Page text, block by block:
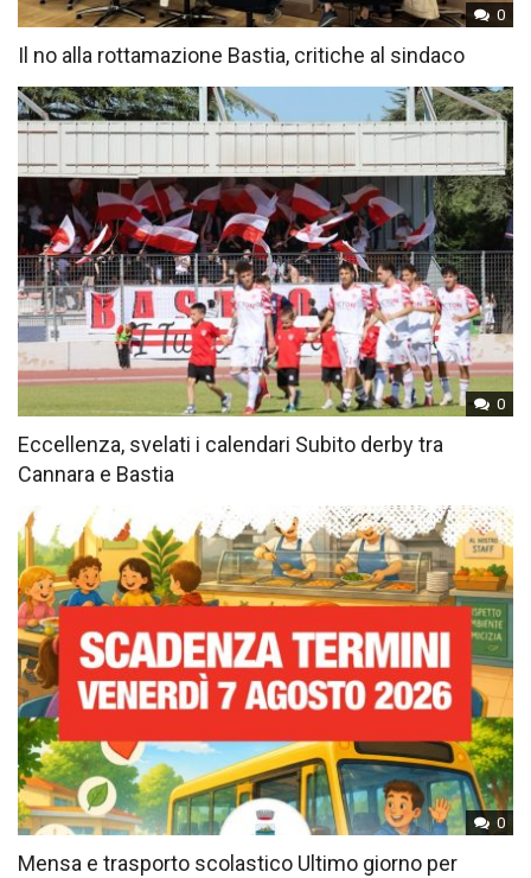
0
Il no alla rottamazione Bastia, critiche al sindaco
0
Eccellenza, svelati i calendari Subito derby tra
Cannara e Bastia
0
Mensa e trasporto scolastico Ultimo giorno per